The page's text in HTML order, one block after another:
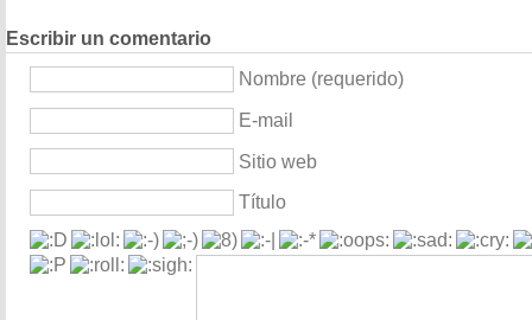
Escribir un comentario
Nombre (requerido)
E-mail
Sitio web
Título